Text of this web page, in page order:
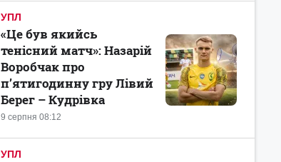
УПЛ
9 серпня 08:12
«Це був якийсь
тенісний матч»: Назарій
Воробчак про
п’ятигодинну гру Лівий
Берег – Кудрівка
УПЛ